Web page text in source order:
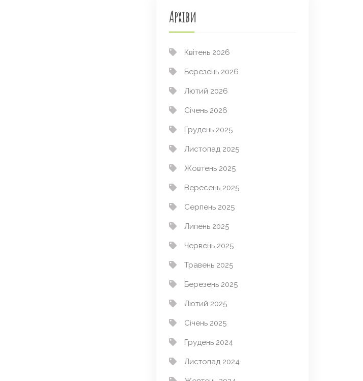
Архіви
Квітень 2026
Березень 2026
Лютий 2026
Січень 2026
Грудень 2025
Листопад 2025
Жовтень 2025
Вересень 2025
Серпень 2025
Липень 2025
Червень 2025
Травень 2025
Березень 2025
Лютий 2025
Січень 2025
Грудень 2024
Листопад 2024